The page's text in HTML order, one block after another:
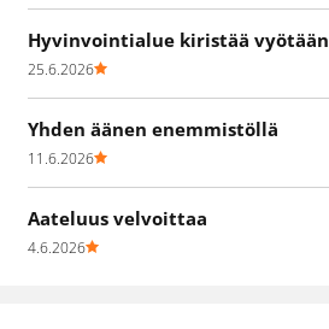
Hyvinvointialue kiristää vyötään
25.6.2026
Yhden äänen enemmistöllä
11.6.2026
Aateluus velvoittaa
4.6.2026